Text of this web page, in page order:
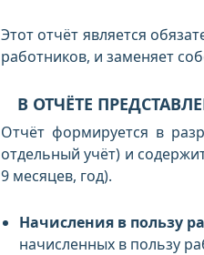
Этот отчёт является
работников, и заменяет
В ОТЧЁТЕ
Отчёт формируется в
отдельный учёт) и
9 месяцев, год).
Начисления в пользу
начисленных в пользу